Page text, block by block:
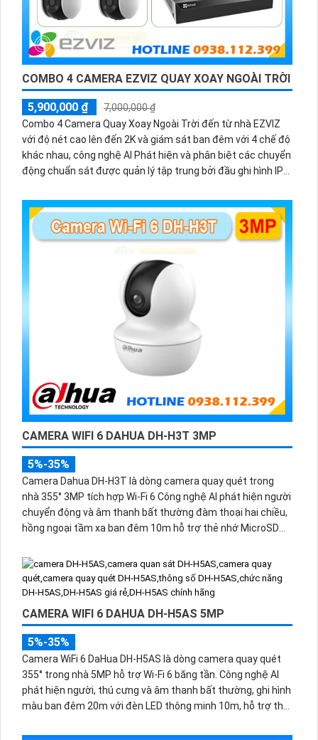
COMBO 4 CAMERA EZVIZ QUAY XOAY NGOÀI TRỜI
5,900,000 ₫
7,000,000 ₫
Combo 4 Camera Quay Xoay Ngoài Trời đến từ nhà EZVIZ
với độ nét cao lên đến 2K và giám sát ban đêm với 4 chế độ
khác nhau, công nghệ AI Phát hiện và phân biệt các chuyển
động chuẩn sát được quản lý tập trung bởi đầu ghi hình IP
CAMERA WIFI 6 DAHUA DH-H3T 3MP
5%-35%
Camera Dahua DH-H3T là dòng camera quay quét trong
nhà 355° 3MP tích hợp Wi-Fi 6 Công nghệ AI phát hiện người
chuyển động và âm thanh bất thường đàm thoại hai chiều,
hồng ngoại tầm xa ban đêm 10m hỗ trợ thẻ nhớ MicroSD
CAMERA WIFI 6 DAHUA DH-H5AS 5MP
5%-35%
Camera WiFi 6 DaHua DH-H5AS là dòng camera quay quét
355° trong nhà 5MP hỗ trợ Wi-Fi 6 băng tần. Công nghệ AI
phát hiện người, thú cưng và âm thanh bất thường, ghi hình
màu ban đêm 20m với đèn LED thông minh 10m, hỗ trợ thẻ